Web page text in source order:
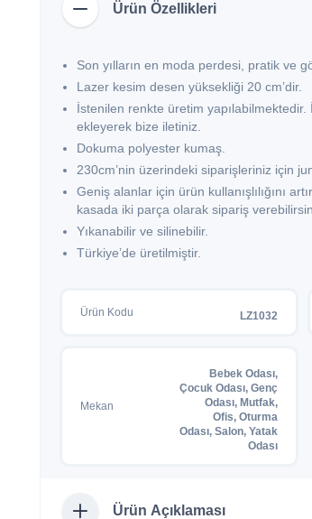
Ürün Özellikleri
Son yılların en moda perdesi, pratik ve
Lazer kesim desen yüksekliği 20 cm’dir.
İstenilen renkte üretim
ekleyerek bize iletiniz.
Dokuma polyester kumaş.
230cm’nin üzerindeki siparişleriniz için
Geniş alanlar için ürün kullanışlılığını
kasada iki parça olarak sipariş
Yıkanabilir ve silinebilir.
Türkiye’de üretilmiştir.
Ürün Kodu LZ1032
Mekan
Bebek Odası,
Çocuk Odası, Genç
Odası, Mutfak,
Ofis, Oturma
Odası, Salon, Yatak
Odası
Ürün Açıklaması